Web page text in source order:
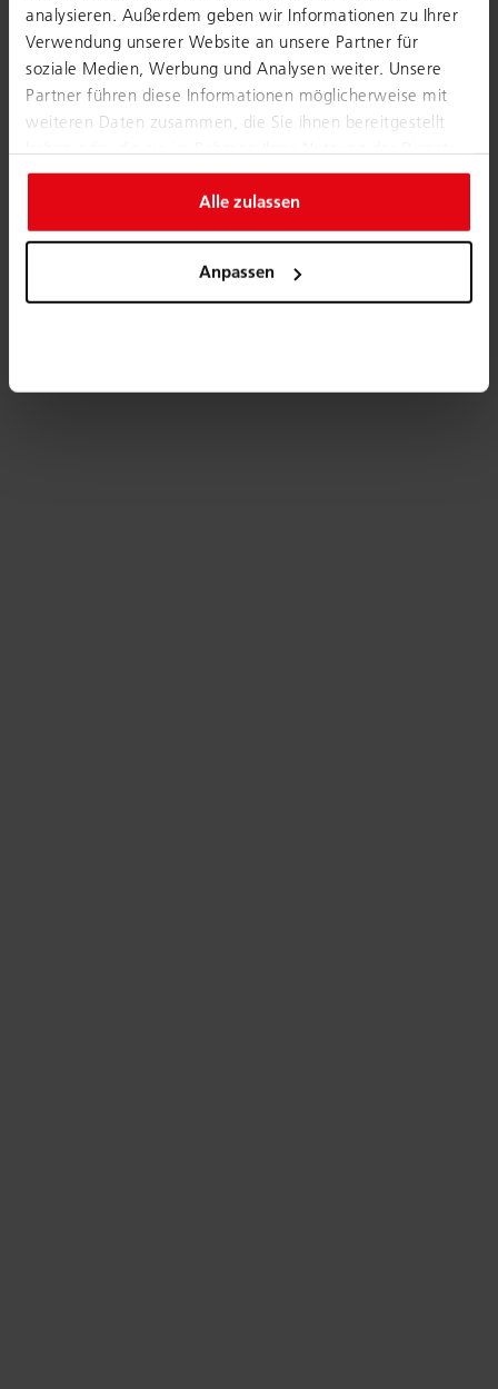
analysieren. Außerdem geben wir Informationen zu Ihrer
Verwendung unserer Website an unsere Partner für
soziale Medien, Werbung und Analysen weiter. Unsere
Partner führen diese Informationen möglicherweise mit
weiteren Daten zusammen, die Sie ihnen bereitgestellt
gesammelt haben.
Alle zulassen
Anpassen